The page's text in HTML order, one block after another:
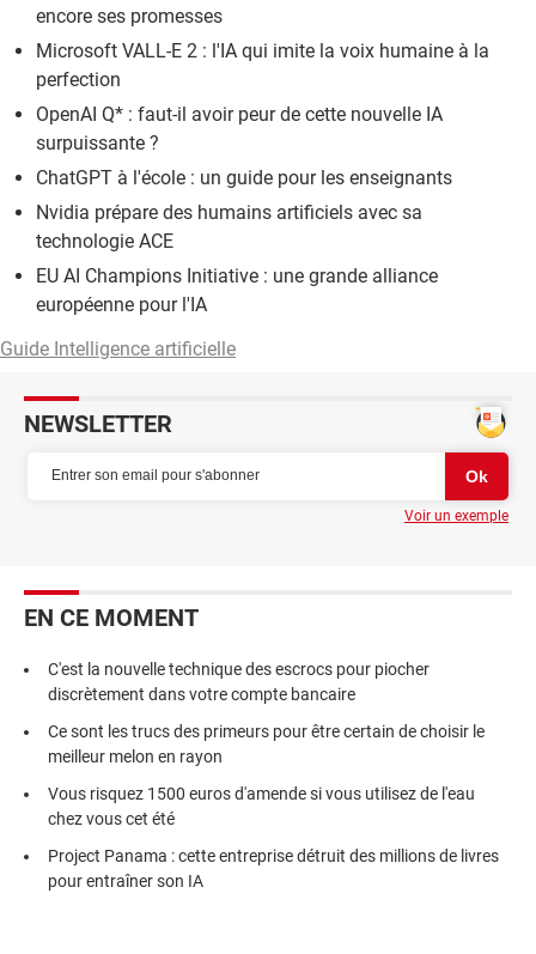
encore ses promesses
Microsoft VALL-E 2 : l'IA qui imite la voix humaine à la
perfection
OpenAI Q* : faut-il avoir peur de cette nouvelle IA
surpuissante ?
ChatGPT à l'école : un guide pour les enseignants
Nvidia prépare des humains artificiels avec sa
technologie ACE
EU AI Champions Initiative : une grande alliance
européenne pour l'IA
Guide Intelligence artificielle
NEWSLETTER
Voir un exemple
EN CE MOMENT
C'est la nouvelle technique des escrocs pour piocher
discrètement dans votre compte bancaire
Ce sont les trucs des primeurs pour être certain de choisir le
meilleur melon en rayon
Vous risquez 1500 euros d'amende si vous utilisez de l'eau
chez vous cet été
Project Panama : cette entreprise détruit des millions de livres
pour entraîner son IA